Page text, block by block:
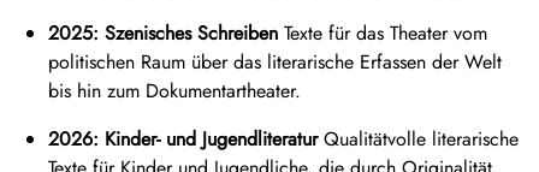
2025: Szenisches Schreiben Texte für das Theater vom
politischen Raum über das literarische Erfassen der Welt
bis hin zum Dokumentartheater.
2026: Kinder- und JugendliteraturQualitätvolle literarische